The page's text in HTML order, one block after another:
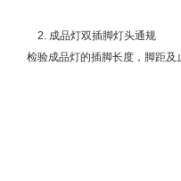
2. 成品灯双插脚灯头通规
检验成品灯的插脚长度，脚距及